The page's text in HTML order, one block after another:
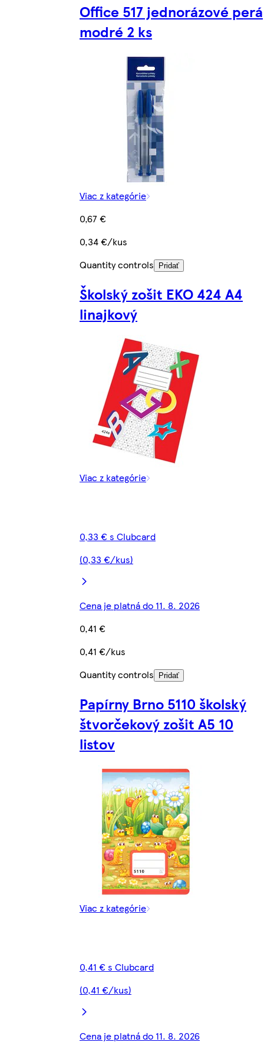
Office 517 jednorázové perá
modré 2 ks
Viac z kategórie
0,67 €
0,34 €/kus
Quantity controls
Pridať
Školský zošit EKO 424 A4
linajkový
Viac z kategórie
0,33 € s Clubcard
(0,33 €/kus)
Cena je platná do 11. 8. 2026
0,41 €
0,41 €/kus
Quantity controls
Pridať
Papírny Brno 5110 školský
štvorčekový zošit A5 10
listov
Viac z kategórie
0,41 € s Clubcard
(0,41 €/kus)
Cena je platná do 11. 8. 2026